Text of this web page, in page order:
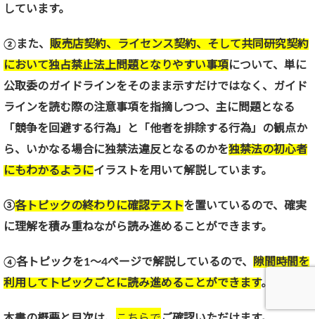
しています。
②また、 販売店契約、ライセンス契約、そして共同研究契約
において独占禁止法上問題となりやすい事項について、単に
公取委のガイドラインをそのまま示すだけではなく、ガイド
ラインを読む際の注意事項を指摘しつつ、主に問題となる
「競争を回避する行為」と「他者を排除する行為」の観点か
ら、いかなる場合に独禁法違反となるのかを独禁法の初心者
にもわかるようにイラストを用いて解説しています。
➂各トピックの終わりに確認テストを置いているので、確実
に理解を積み重ねながら読み進めることができます。
④各トピックを1～4ページで解説しているので、
隙間時間を
利用してトピックごとに読み進めることができます。